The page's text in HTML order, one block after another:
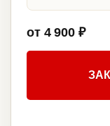
от 4 900 ₽